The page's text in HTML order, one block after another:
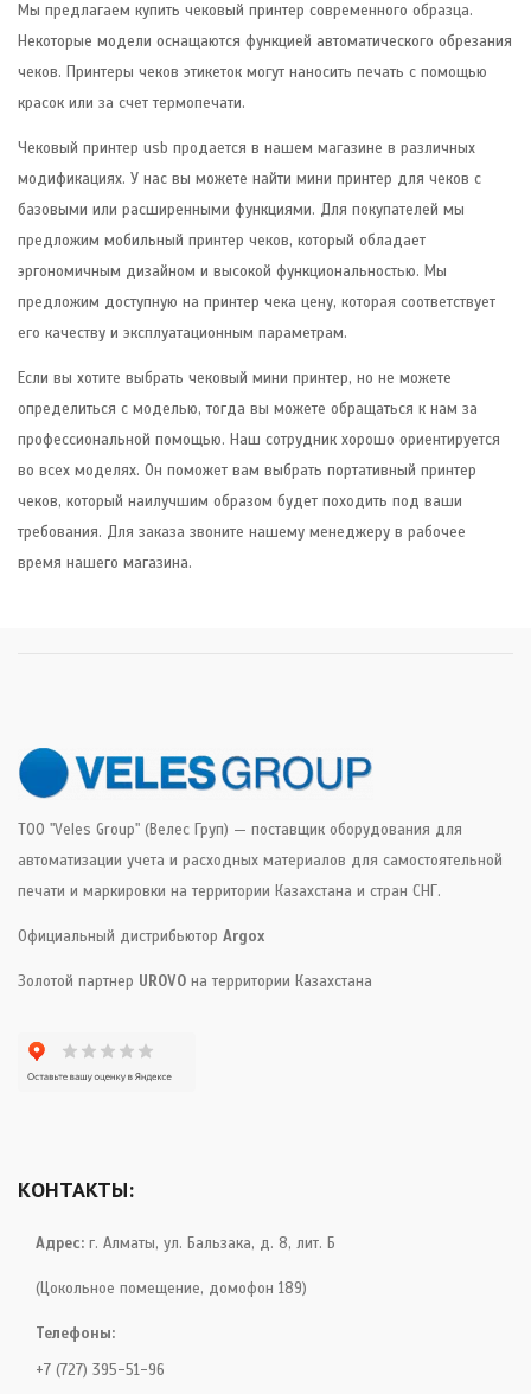
Мы предлагаем купить чековый принтер современного образца.
Некоторые модели оснащаются функцией автоматического обрезания
чеков. Принтеры чеков этикеток могут наносить печать с помощью
красок или за счет термопечати.
Чековый принтер usb продается в нашем магазине в различных
модификациях. У нас вы можете найти мини принтер для чеков с
базовыми или расширенными функциями. Для покупателей мы
предложим мобильный принтер чеков, который обладает
эргономичным дизайном и высокой функциональностью. Мы
предложим доступную на принтер чека цену, которая соответствует
его качеству и эксплуатационным параметрам.
Если вы хотите выбрать чековый мини принтер, но не можете
определиться с моделью, тогда вы можете обращаться к нам за
профессиональной помощью. Наш сотрудник хорошо ориентируется
во всех моделях. Он поможет вам выбрать портативный принтер
чеков, который наилучшим образом будет походить под ваши
требования. Для заказа звоните нашему менеджеру в рабочее
время нашего магазина.
ТОО "Veles Group" (Велес Груп) — поставщик оборудования для
автоматизации учета и расходных материалов для самостоятельной
печати и маркировки на территории Казахстана и стран СНГ.
Официальный дистрибьютор Argox
Золотой партнер UROVO на территории Казахстана
КОНТАКТЫ:
Адрес: г. Алматы, ул. Бальзака, д. 8, лит. Б
(Цокольное помещение, домофон 189)
Телефоны:
+7 (727) 395-51-96